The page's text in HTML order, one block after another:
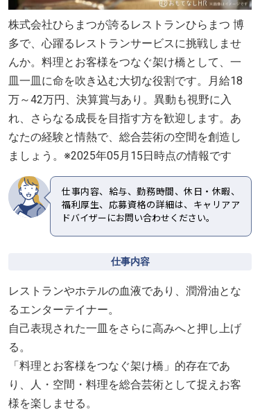
株式会社ひらまつが誇るレストランひらまつ 博
多で、心躍るレストランサービスに挑戦しませ
んか。料理とお客様をつなぐ架け橋として、一
皿一皿に命を吹き込む大切な役割です。月給18
万～42万円、決算賞与あり。異動も視野に入
れ、さらなる成長を目指す方を歓迎します。あ
なたの経験と情熱で、総合芸術の空間を創造し
ましょう。※2025年05月15日時点の情報です
仕事内容、給与、勤務時間、休日・休暇、
福利厚生、応募資格の詳細は、キャリアア
ドバイザーにお問い合わせください。
仕事内容
レストランやホテルの血液であり、潤滑油とな
るエンターテイナー。
自己表現された一皿をさらに高みへと押し上げ
る。
「料理とお客様をつなぐ架け橋」的存在であ
り、人・空間・料理を総合芸術として捉えお客
様を楽しませる。